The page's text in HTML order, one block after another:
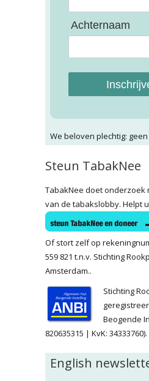
Achternaam
We beloven plechtig:
Steun TabakNee
TabakNee doet onderzoek
van de tabakslobby. Helpt
Of stort zelf op
559 821 t.n.v. Stichting
Amsterdam..
Stichting
Beogende
820635315 | KvK: 34333760).
English